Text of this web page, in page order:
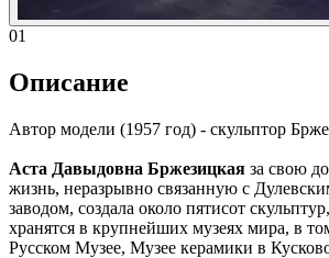
01
Описание
Автор модели (1957 год) - скульптор
Аста Давыдовна Бржезицкая за свою
жизнь, неразрывно связанную с
заводом, создала около пятисот
хранятся в крупнейших музеях мира, в
Русском Музее, Музее керамики в